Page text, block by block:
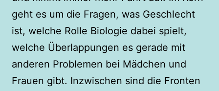
geht es um die Fragen, was Geschlecht
ist, welche Rolle Biologie dabei spielt,
welche Überlappungen es gerade mit
anderen Problemen bei Mädchen und
Frauen gibt. Inzwischen sind die Fronten